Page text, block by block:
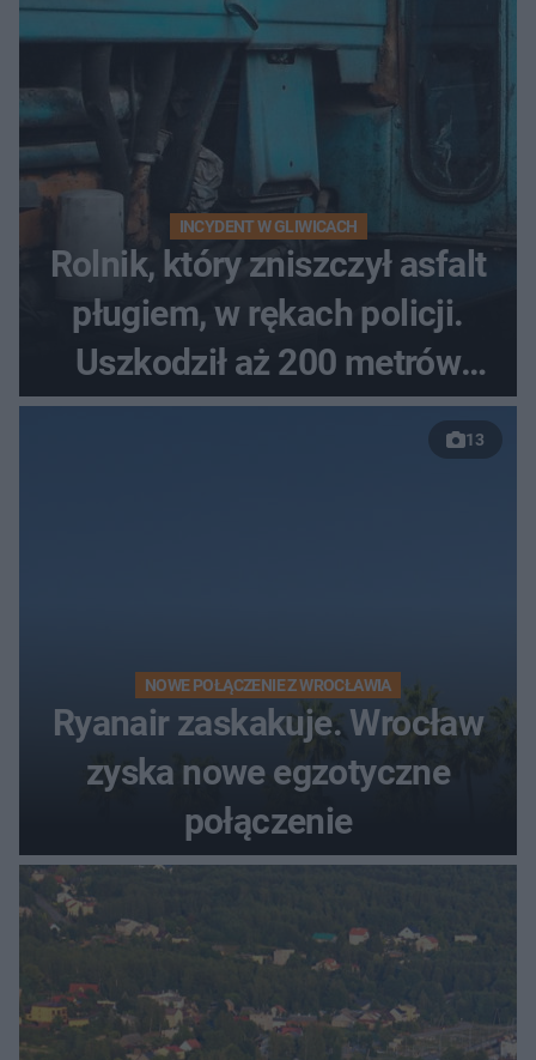
INCYDENT W GLIWICACH
Rolnik, który zniszczył asfalt
pługiem, w rękach policji.
Uszkodził aż 200 metrów
nowej drogi
13
NOWE POŁĄCZENIE Z WROCŁAWIA
Ryanair zaskakuje. Wrocław
zyska nowe egzotyczne
połączenie